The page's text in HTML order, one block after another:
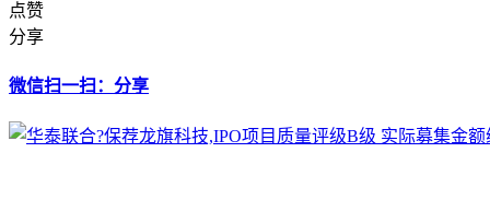
点赞
分享
微信扫一扫：分享